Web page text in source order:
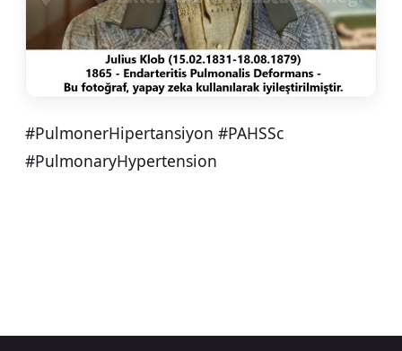
#PulmonerHipertansiyon #PAHSSc
#PulmonaryHypertension